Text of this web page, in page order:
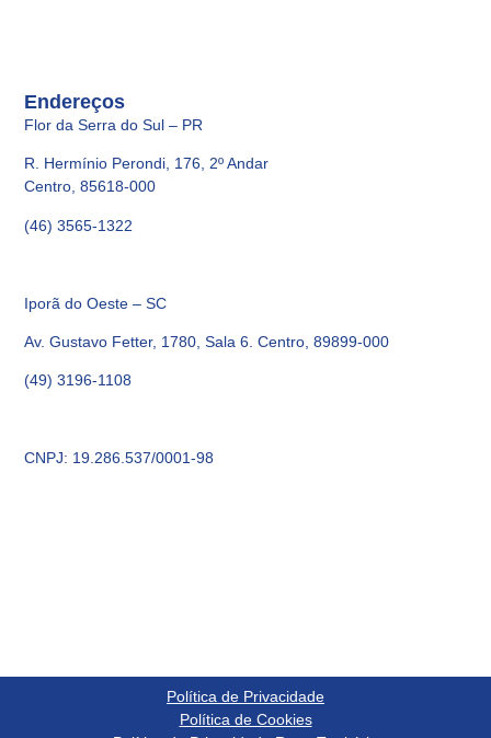
Endereços
Flor da Serra do Sul – PR
R. Hermínio Perondi, 176, 2º Andar
Centro, 85618-000
(46) 3565-1322
Iporã do Oeste – SC
Av. Gustavo Fetter, 1780, Sala 6. Centro, 89899-000
(49) 3196-1108
CNPJ: 19.286.537/0001-98
Política de Privacidade
Política de Cookies